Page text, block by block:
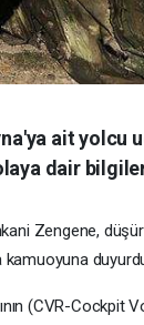
ait yolcu
dair
Zengene,
kamuoyuna
(CVR-Cockpit